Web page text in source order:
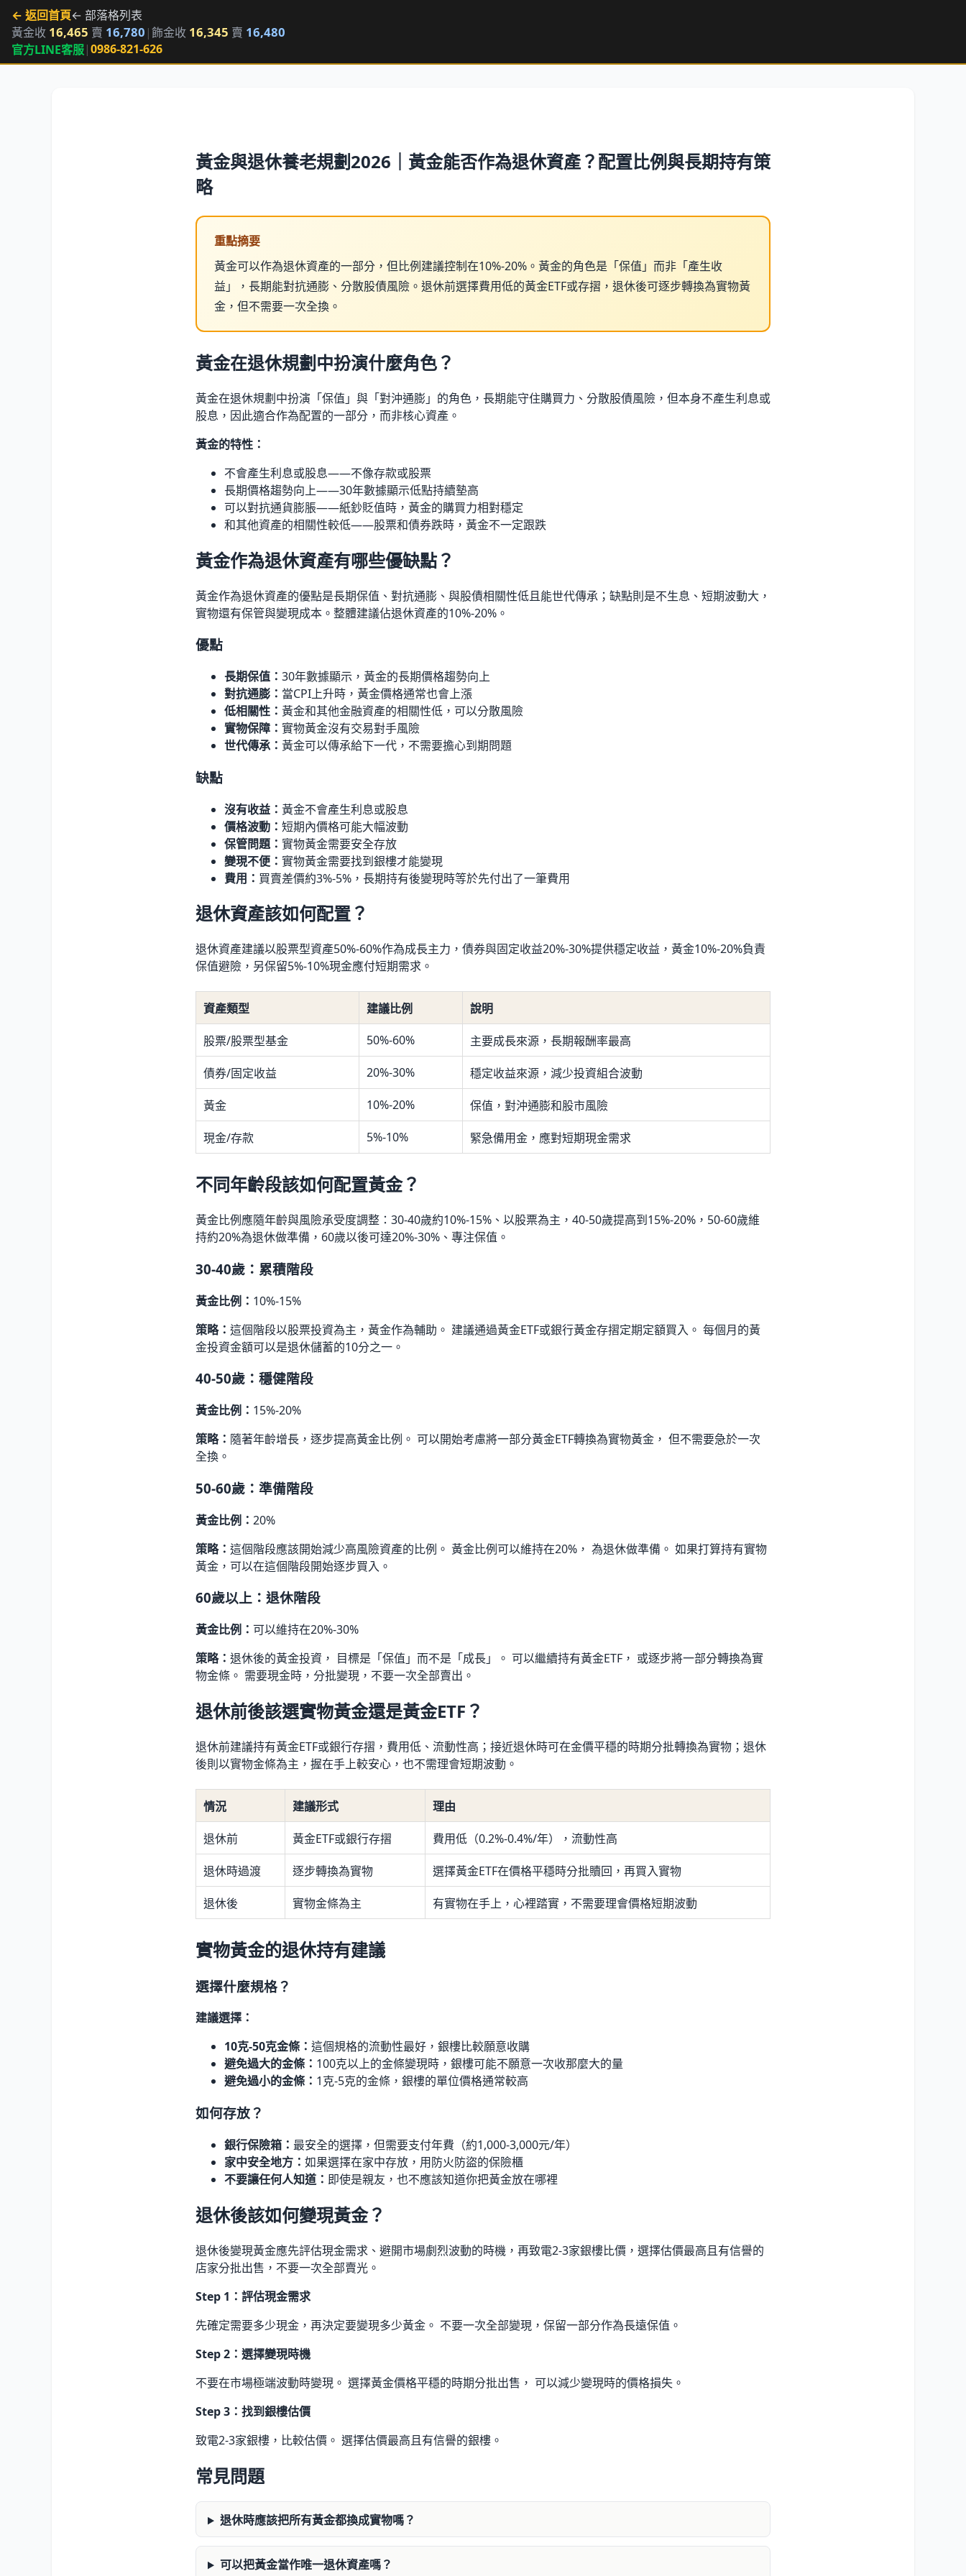
← 返回首頁← 部落格列表
黃金收 16,465 賣 16,780 |飾金收 16,345 賣 16,480
官方LINE客服|0986-821-626
黃金與退休養老規劃2026｜黃金能否作為退休資產？配置比例與長期持有策
略
重點摘要
黃金可以作為退休資產的一部分，但比例建議控制在10%-20%。黃金的角色是「保值」而非「產生收
益」，長期能對抗通膨、分散股債風險。退休前選擇費用低的黃金ETF或存摺，退休後可逐步轉換為實物黃
金，但不需要一次全換。
黃金在退休規劃中扮演什麼角色？
黃金在退休規劃中扮演「保值」與「對沖通膨」的角色，長期能守住購買力、分散股債風險，但本身不產生利息或
股息，因此適合作為配置的一部分，而非核心資產。
黃金的特性：
不會產生利息或股息——不像存款或股票
長期價格趨勢向上——30年數據顯示低點持續墊高
可以對抗通貨膨脹——紙鈔貶值時，黃金的購買力相對穩定
和其他資產的相關性較低——股票和債券跌時，黃金不一定跟跌
黃金作為退休資產有哪些優缺點？
黃金作為退休資產的優點是長期保值、對抗通膨、與股債相關性低且能世代傳承；缺點則是不生息、短期波動大，
實物還有保管與變現成本。整體建議佔退休資產的10%-20%。
優點
長期保值： 30年數據顯示，黃金的長期價格趨勢向上
對抗通膨： 當CPI上升時，黃金價格通常也會上漲
低相關性： 黃金和其他金融資產的相關性低，可以分散風險
實物保障： 實物黃金沒有交易對手風險
世代傳承： 黃金可以傳承給下一代，不需要擔心到期問題
缺點
沒有收益： 黃金不會產生利息或股息
價格波動： 短期內價格可能大幅波動
保管問題： 實物黃金需要安全存放
變現不便： 實物黃金需要找到銀樓才能變現
費用： 買賣差價約3%-5%，長期持有後變現時等於先付出了一筆費用
退休資產該如何配置？
退休資產建議以股票型資產50%-60%作為成長主力，債券與固定收益20%-30%提供穩定收益，黃金10%-20%負責
保值避險，另保留5%-10%現金應付短期需求。
資產類型 建議比例 說明
股票/股票型基金 50%-60% 主要成長來源，長期報酬率最高
債券/固定收益 20%-30% 穩定收益來源，減少投資組合波動
黃金 10%-20% 保值，對沖通膨和股市風險
現金/存款 5%-10% 緊急備用金，應對短期現金需求
不同年齡段該如何配置黃金？
黃金比例應隨年齡與風險承受度調整：30-40歲約10%-15%、以股票為主，40-50歲提高到15%-20%，50-60歲維
持約20%為退休做準備，60歲以後可達20%-30%、專注保值。
30-40歲：累積階段
黃金比例： 10%-15%
策略： 這個階段以股票投資為主，黃金作為輔助。 建議通過黃金ETF或銀行黃金存摺定期定額買入。 每個月的黃
金投資金額可以是退休儲蓄的10分之一。
40-50歲：穩健階段
黃金比例： 15%-20%
策略： 隨著年齡增長，逐步提高黃金比例。 可以開始考慮將一部分黃金ETF轉換為實物黃金， 但不需要急於一次
全換。
50-60歲：準備階段
黃金比例： 20%
策略： 這個階段應該開始減少高風險資產的比例。 黃金比例可以維持在20%， 為退休做準備。 如果打算持有實物
黃金，可以在這個階段開始逐步買入。
60歲以上：退休階段
黃金比例： 可以維持在20%-30%
策略： 退休後的黃金投資， 目標是「保值」而不是「成長」。 可以繼續持有黃金ETF， 或逐步將一部分轉換為實
物金條。 需要現金時，分批變現，不要一次全部賣出。
退休前後該選實物黃金還是黃金ETF？
退休前建議持有黃金ETF或銀行存摺，費用低、流動性高；接近退休時可在金價平穩的時期分批轉換為實物；退休
後則以實物金條為主，握在手上較安心，也不需理會短期波動。
情況 建議形式 理由
退休前 黃金ETF或銀行存摺 費用低（0.2%-0.4%/年），流動性高
退休時過渡 逐步轉換為實物 選擇黃金ETF在價格平穩時分批贖回，再買入實物
退休後 實物金條為主 有實物在手上，心裡踏實，不需要理會價格短期波動
實物黃金的退休持有建議
選擇什麼規格？
建議選擇：
10克-50克金條： 這個規格的流動性最好，銀樓比較願意收購
避免過大的金條： 100克以上的金條變現時，銀樓可能不願意一次收那麼大的量
避免過小的金條： 1克-5克的金條，銀樓的單位價格通常較高
如何存放？
銀行保險箱： 最安全的選擇，但需要支付年費（約1,000-3,000元/年）
家中安全地方： 如果選擇在家中存放，用防火防盜的保險櫃
不要讓任何人知道： 即使是親友，也不應該知道你把黃金放在哪裡
退休後該如何變現黃金？
退休後變現黃金應先評估現金需求、避開市場劇烈波動的時機，再致電2-3家銀樓比價，選擇估價最高且有信譽的
店家分批出售，不要一次全部賣光。
Step 1：評估現金需求
先確定需要多少現金，再決定要變現多少黃金。 不要一次全部變現，保留一部分作為長遠保值。
Step 2：選擇變現時機
不要在市場極端波動時變現。 選擇黃金價格平穩的時期分批出售， 可以減少變現時的價格損失。
Step 3：找到銀樓估價
致電2-3家銀樓，比較估價。 選擇估價最高且有信譽的銀樓。
常見問題
退休時應該把所有黃金都換成實物嗎？
可以把黃金當作唯一退休資產嗎？